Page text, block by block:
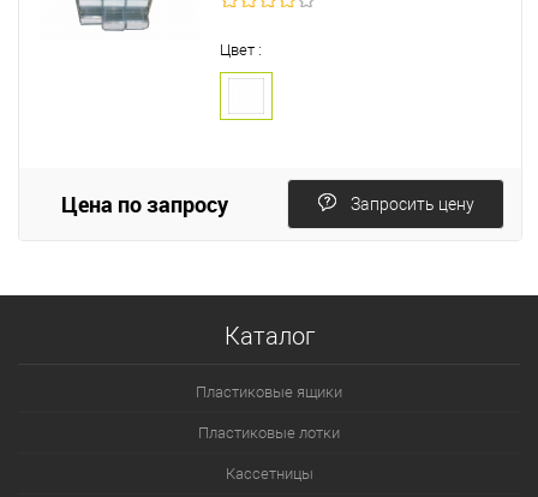
Цвет :
Цена по запросу Запросить цену
Каталог
Пластиковые ящики
Пластиковые лотки
Кассетницы